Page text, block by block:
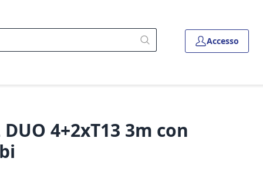
Accesso
4+2xT13 3m con